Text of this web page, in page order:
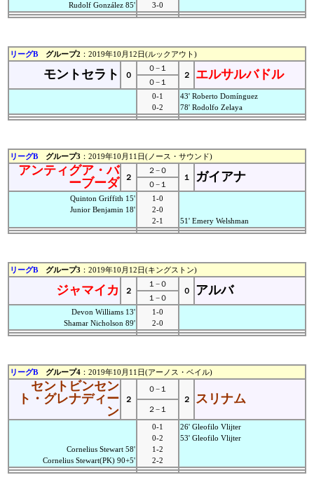
Rudolf González 85'
3-0
リーグB グループ2 ：2019年10月12日(ルックアウト)
モントセラト ０
０−１
２
エルサルバドル
０−１
0-1
0-2
43' Roberto Domínguez
78' Rodolfo Zelaya
リーグB グループ3 ：2019年10月11日(ノース・サウンド)
アンティグア・バ
ーブーダ
２
２−０
１
ガイアナ
０−１
Quinton Griffith 15'
Junior Benjamin 18'
1-0
2-0
2-1
51' Emery Welshman
リーグB グループ3 ：2019年10月12日(キングストン)
ジャマイカ ２
１−０
０
アルバ
１−０
Devon Williams 13'
Shamar Nicholson 89'
1-0
2-0
リーグB グループ4 ：2019年10月11日(アーノス・ベイル)
セントビンセン
ト・グレナディー
ン
２
０−１
２
スリナム
２−１
Cornelius Stewart 58'
Cornelius Stewart(PK) 90+5'
0-1
0-2
1-2
2-2
26' Gleofilo Vlijter
53' Gleofilo Vlijter